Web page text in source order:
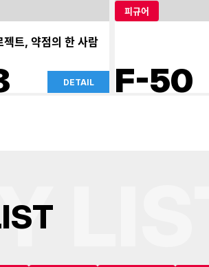
젝트, 약점의 한 사람
DETAIL
피규어
F-50
ISTLIST